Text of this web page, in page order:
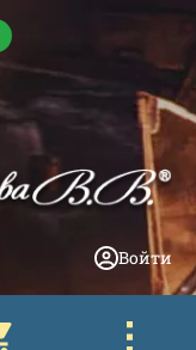
Войти